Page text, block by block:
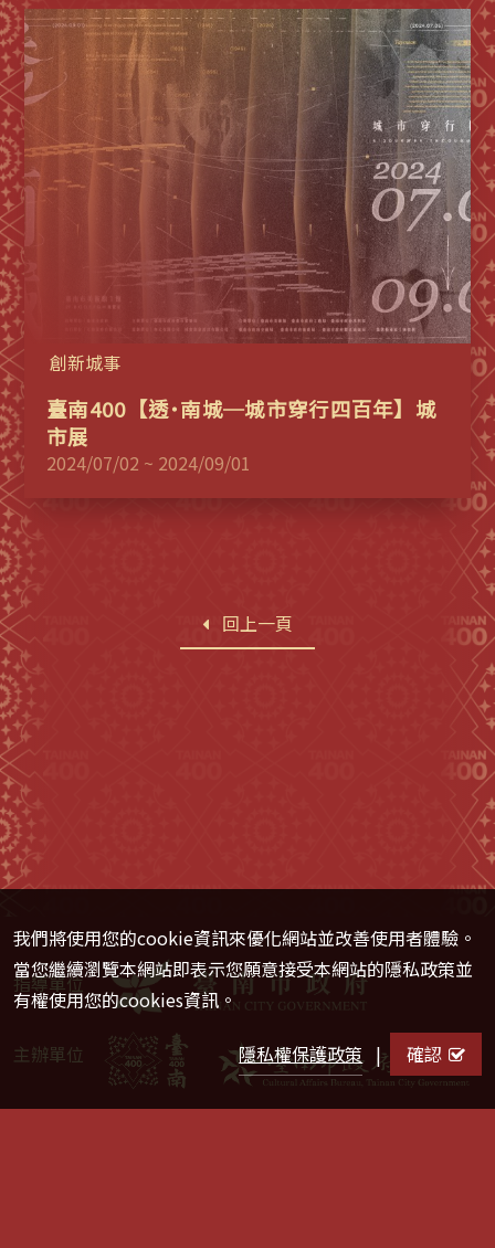
創新城事
臺南400【透˙南城─城市穿行四百年】城
市展
2024/07/02 ~ 2024/09/01
回上一頁
指導單位
主辦單位
我們將使用您的cookie資訊來優化網站並改善使用者體驗。
當您繼續瀏覽本網站即表示您願意接受本網站的隱私政策並
有權使用您的cookies資訊。
隱私權保護政策| 確認